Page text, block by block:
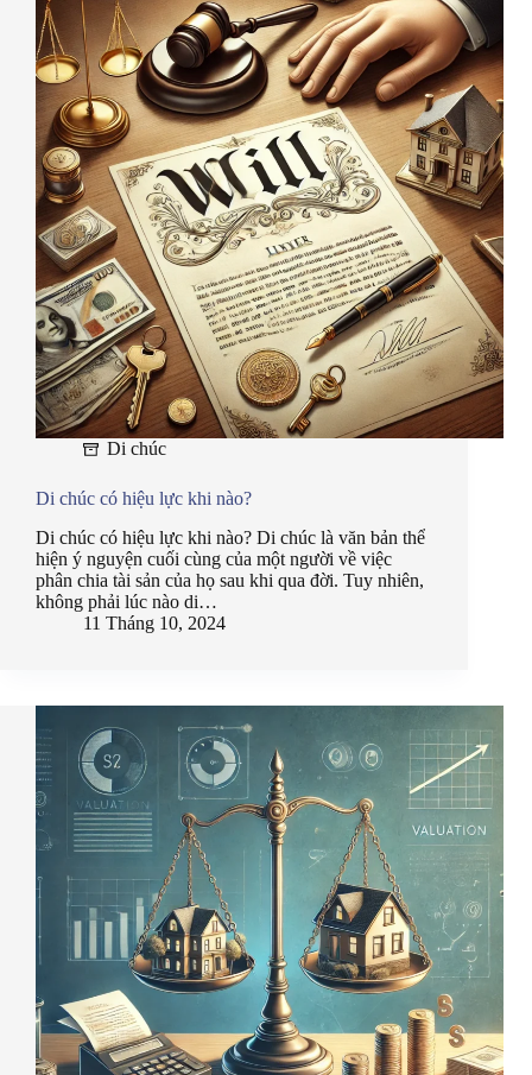
Di chúc
Di chúc có hiệu lực khi nào?
Di chúc có hiệu lực khi nào? Di chúc là văn bản thể
hiện ý nguyện cuối cùng của một người về việc
phân chia tài sản của họ sau khi qua đời. Tuy nhiên,
không phải lúc nào di…
11 Tháng 10, 2024